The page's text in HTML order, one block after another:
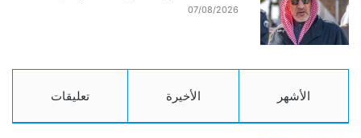
07/08/2026
الأشهر الأخيرة تعليقات